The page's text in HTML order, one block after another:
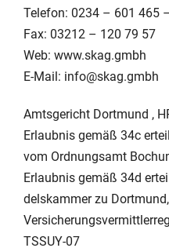
Telefon: 0234 – 601 465
Fax: 03212 – 120 79 57
Web: www.skag.gmbh
E-Mail: info@skag.gmbh
Amtsgericht Dortmund ,
Erlaubnis gemäß 34c
vom Ordnungsamt
Erlaubnis gemäß 34d
dels­kam­mer zu
TSSUY-07